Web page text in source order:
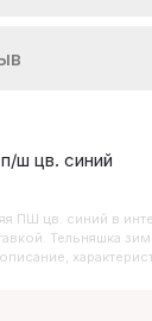
ш цв. синий
ПШ цв. синий в
Тельняшка